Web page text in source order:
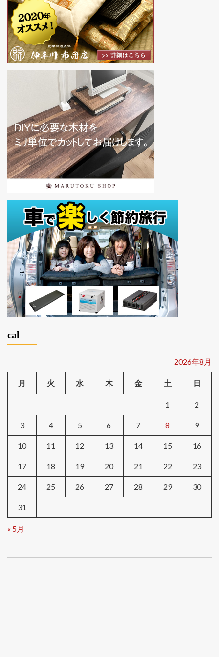
cal
2026年8月
月 火 水 木 金 土 日
1 2
3 4 5 6 7 8 9
10 11 12 13 14 15 16
17 18 19 20 21 22 23
24 25 26 27 28 29 30
31
« 5月